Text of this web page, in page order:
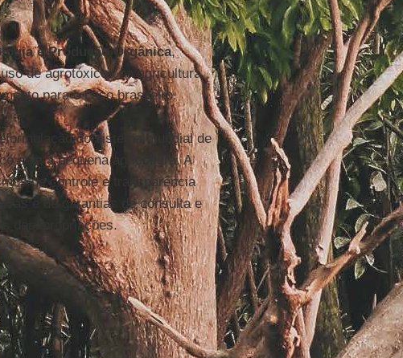
e Produção Orgânica,
de agrotóxicos na agricultura
para o caso brasileiro.
do sistema mundial de
seja a pequena agricultura. A
de controle e transparência
e de garantias de consulta e
desapropriações.